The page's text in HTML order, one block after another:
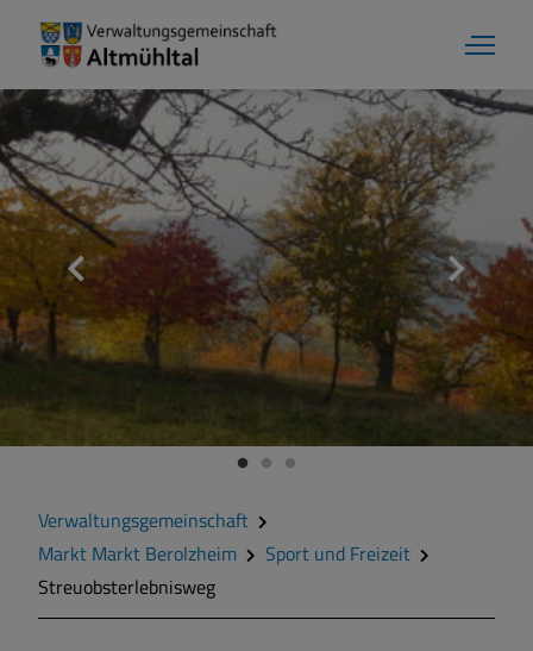
Markt Markt Berolzheim
Grußwort
Kontakt
Zahlen und Daten
Geschichte
Wappen
Verwaltungsgemeinschaft
Markt Markt Berolzheim
Sport und Freizeit
Streuobsterlebnisweg